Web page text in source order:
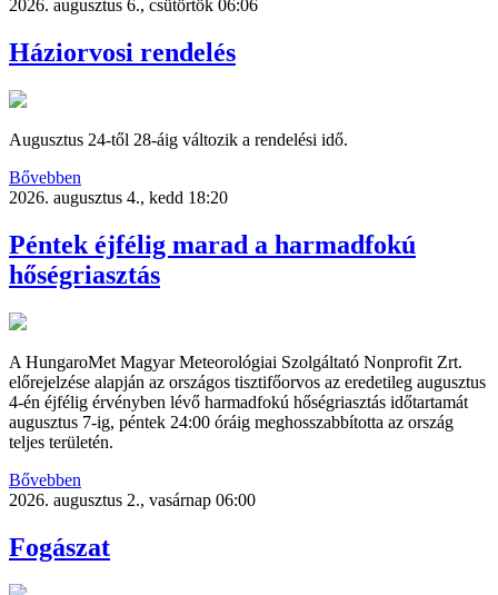
2026. augusztus 6., csütörtök 06:06
Háziorvosi rendelés
Augusztus 24-től 28-áig változik a rendelési idő.
Bővebben
2026. augusztus 4., kedd 18:20
Péntek éjfélig marad a harmadfokú
hőségriasztás
A HungaroMet Magyar Meteorológiai Szolgáltató Nonprofit Zrt.
előrejelzése alapján az országos tisztifőorvos az eredetileg augusztus
4-én éjfélig érvényben lévő harmadfokú hőségriasztás időtartamát
augusztus 7-ig, péntek 24:00 óráig meghosszabbította az ország
teljes területén.
Bővebben
2026. augusztus 2., vasárnap 06:00
Fogászat